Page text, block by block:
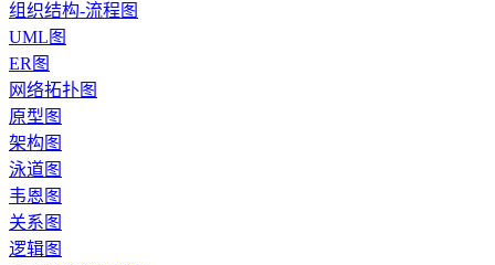
组织结构-流程图
UML图
ER图
网络拓扑图
原型图
架构图
泳道图
韦恩图
关系图
逻辑图